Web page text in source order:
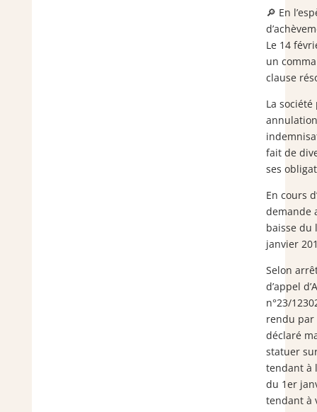
🔎 En
Le 14
un
clause
La
fait de
ses
En cours
demande
baisse du
janvier
Selon
d’appel
n°23/
rendu
déclaré
statuer
tendant à
du 1er
tendant à